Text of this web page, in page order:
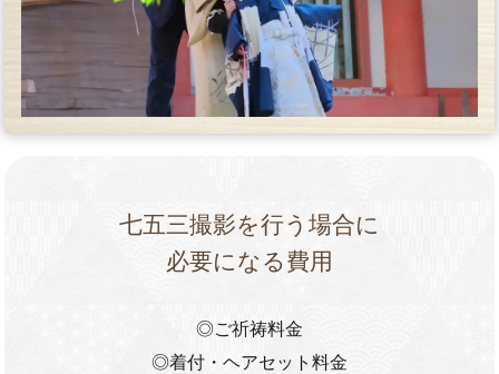
七五三撮影を行う場合に
必要になる費用
◎ご祈祷料金
◎着付・ヘアセット料金